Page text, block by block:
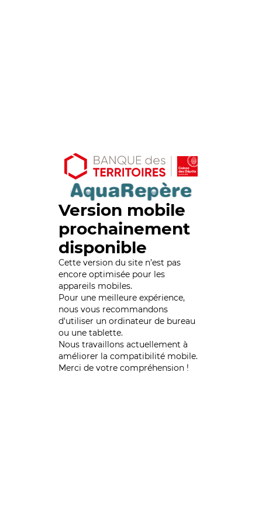
Version mobile
prochainement
disponible
Cette version du site n’est pas
encore optimisée pour les
appareils mobiles.
Pour une meilleure expérience,
nous vous recommandons
d'utiliser un ordinateur de bureau
ou une tablette.
Nous travaillons actuellement à
améliorer la compatibilité mobile.
Merci de votre compréhension !